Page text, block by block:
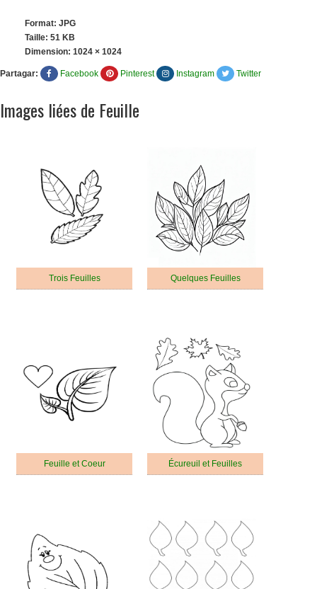
Format: JPG
Taille: 51 KB
Dimension: 1024 × 1024
Partagar: Facebook Pinterest Instagram Twitter
Images liées de Feuille
Trois Feuilles Quelques Feuilles
Feuille et Coeur Écureuil et Feuilles